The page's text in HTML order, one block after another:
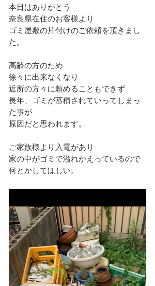
本日はありがとう
奈良県在住のお客様より
ゴミ屋敷の片付けのご依頼を頂きまし
た。
高齢の方のため
徐々に出来なくなり
近所の方々に頼めることもできず
長年、ゴミが蓄積されていってしまっ
た事が
原因だと思われます。
ご家族様より入電があり
家の中がゴミで溢れかえっているので
何とかしてほしい。